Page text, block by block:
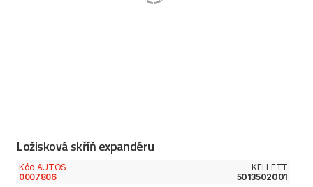
Ložisková skříň expandéru
Kód AUTOS
0007806
KELLETT
5013502001